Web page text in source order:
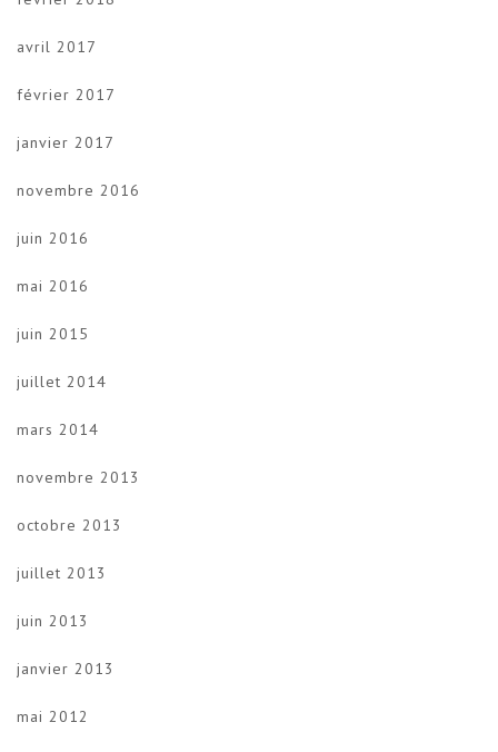
avril 2017
février 2017
janvier 2017
novembre 2016
juin 2016
mai 2016
juin 2015
juillet 2014
mars 2014
novembre 2013
octobre 2013
juillet 2013
juin 2013
janvier 2013
mai 2012